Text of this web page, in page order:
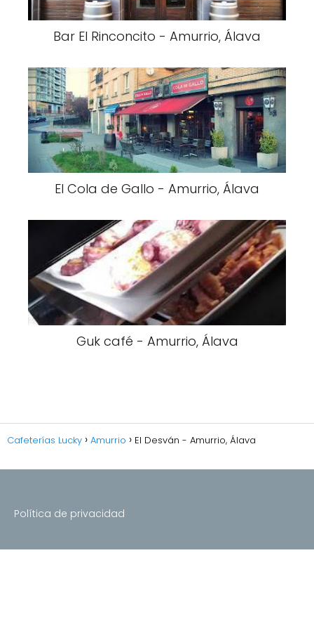
Bar El Rinconcito - Amurrio, Álava
El Cola de Gallo - Amurrio, Álava
Guk café - Amurrio, Álava
Cafeterías Lucky Amurrio El Desván - Amurrio, Álava
Política de privacidad